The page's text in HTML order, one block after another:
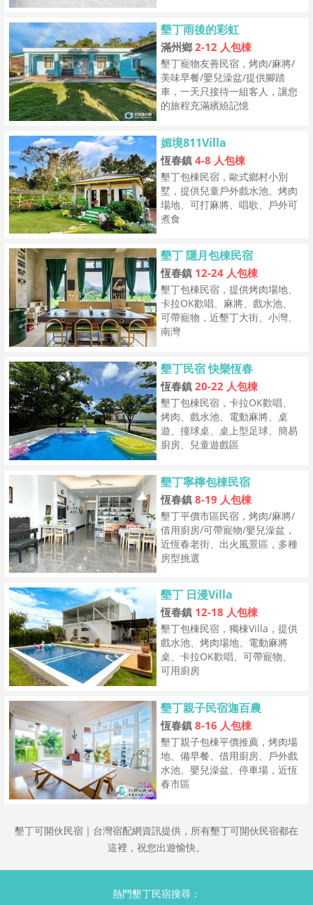
墾丁雨後的彩虹
滿州鄉 2-12 人包棟
墾丁寵物友善民宿，烤肉/麻將/
美味早餐/嬰兒澡盆/提供腳踏
車，一天只接待一組客人，讓您
的旅程充滿繽紛記憶
媚境811Villa
恆春鎮 4-8 人包棟
墾丁包棟民宿，歐式鄉村小別
墅，提供兒童戶外戲水池、烤肉
場地、可打麻將、唱歌、戶外可
煮食
墾丁 隱月包棟民宿
恆春鎮 12-24 人包棟
墾丁包棟民宿，提供烤肉場地、
卡拉OK歡唱、麻將、戲水池、
可帶寵物，近墾丁大街、小灣、
南灣
墾丁民宿 快樂恆春
恆春鎮 20-22 人包棟
墾丁包棟民宿，卡拉OK歡唱、
烤肉、戲水池、電動麻將、桌
遊、撞球桌、桌上型足球、簡易
廚房、兒童遊戲區
墾丁寧檸包棟民宿
恆春鎮 8-19 人包棟
墾丁平價市區民宿，烤肉/麻將/
借用廚房/可帶寵物/嬰兒澡盆，
近恆春老街、出火風景區，多種
房型挑選
墾丁 日漫Villa
恆春鎮 12-18 人包棟
墾丁包棟民宿，獨棟Villa，提供
戲水池、烤肉場地、電動麻將
桌、卡拉OK歡唱、可帶寵物、
可用廚房
墾丁親子民宿迦百農
恆春鎮 8-16 人包棟
墾丁親子包棟平價推薦，烤肉場
地、備早餐、借用廚房、戶外戲
水池、嬰兒澡盆、停車場，近恆
春市區
墾丁可開伙民宿｜台灣宿配網資訊提供，所有墾丁可開伙民宿都在
這裡，祝您出遊愉快。
熱門墾丁民宿搜尋：